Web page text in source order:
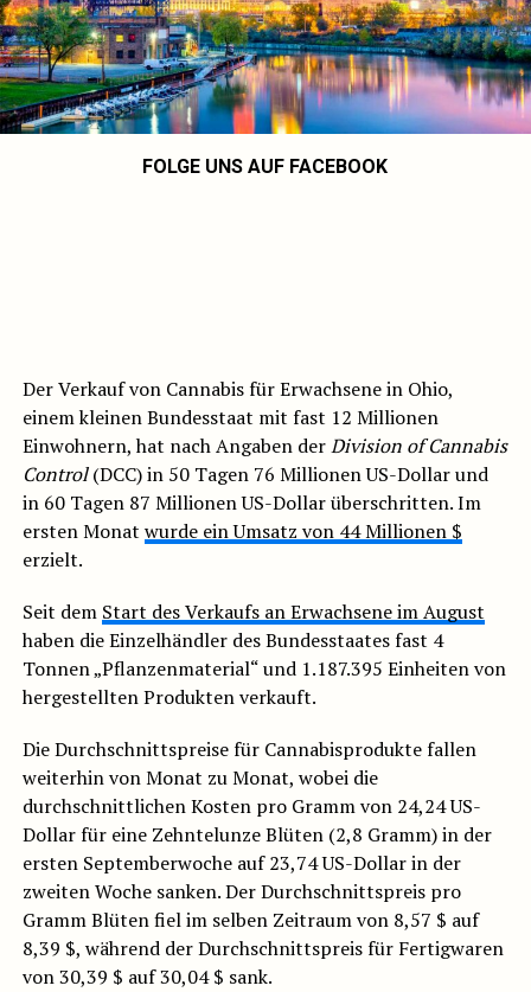
FOLGE UNS AUF FACEBOOK
Der Verkauf von Cannabis für Erwachsene in Ohio,
einem kleinen Bundesstaat mit fast 12 Millionen
Einwohnern, hat nach Angaben derDivision of Cannabis
Control(DCC) in 50 Tagen 76 Millionen US-Dollar und
in 60 Tagen 87 Millionen US-Dollar überschritten. Im
ersten Monat wurde ein Umsatz von 44 Millionen $
erzielt.
Seit dem Start des Verkaufs an Erwachsene im August
haben die Einzelhändler des Bundesstaates fast 4
Tonnen „Pflanzenmaterial“ und 1.187.395 Einheiten von
hergestellten Produkten verkauft.
Die Durchschnittspreise für Cannabisprodukte fallen
weiterhin von Monat zu Monat, wobei die
durchschnittlichen Kosten pro Gramm von 24,24 US-
Dollar für eine Zehntelunze Blüten (2,8 Gramm) in der
ersten Septemberwoche auf 23,74 US-Dollar in der
zweiten Woche sanken. Der Durchschnittspreis pro
Gramm Blüten fiel im selben Zeitraum von 8,57 $ auf
8,39 $, während der Durchschnittspreis für Fertigwaren
von 30,39 $ auf 30,04 $ sank.